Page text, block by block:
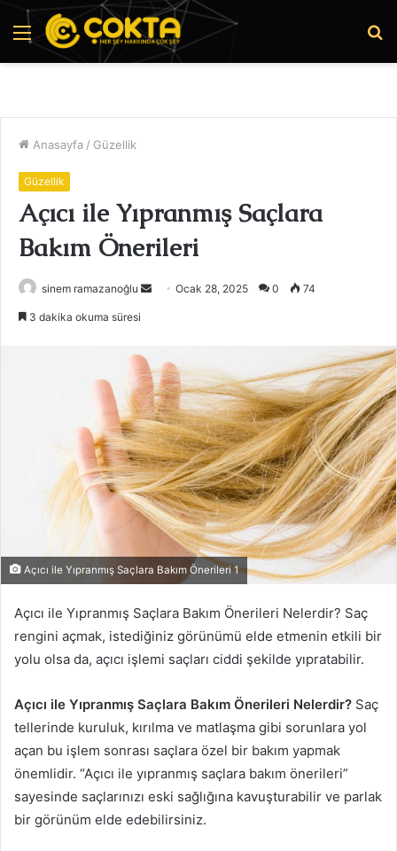
Menü
Anasayfa / Güzellik
Güzellik
Açıcı ile Yıpranmış Saçlara
Bakım Önerileri
sinem ramazanoğlu
Bir
Ocak 28, 2025 0 74
3 dakika okuma süresi
Açıcı ile Yıpranmış Saçlara Bakım Önerileri 1
Açıcı ile Yıpranmış Saçlara Bakım Önerileri Nelerdir? Saç
rengini açmak, istediğiniz görünümü elde etmenin etkili bir
yolu olsa da, açıcı işlemi saçları ciddi şekilde yıpratabilir.
Açıcı ile Yıpranmış Saçlara Bakım Önerileri Nelerdir? Saç
tellerinde kuruluk, kırılma ve matlaşma gibi sorunlara yol
açan bu işlem sonrası saçlara özel bir bakım yapmak
önemlidir. “Açıcı ile yıpranmış saçlara bakım önerileri”
sayesinde saçlarınızı eski sağlığına kavuşturabilir ve parlak
bir görünüm elde edebilirsiniz.